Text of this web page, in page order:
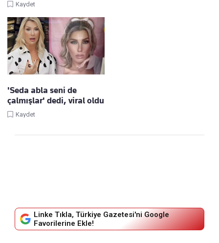
Kaydet
'Seda abla seni de
çalmışlar' dedi, viral oldu
Kaydet
Linke Tıkla, Türkiye Gazetesi'ni Google
Favorilerine Ekle!